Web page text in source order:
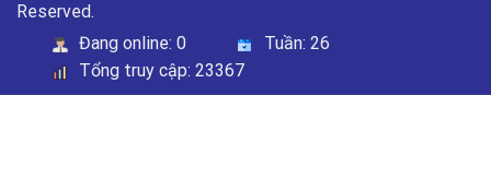
Reserved.
Đang online: 0 Tuần: 26
Tổng truy cập: 23367